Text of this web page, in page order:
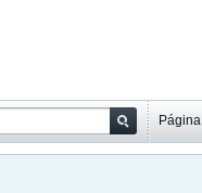
Página